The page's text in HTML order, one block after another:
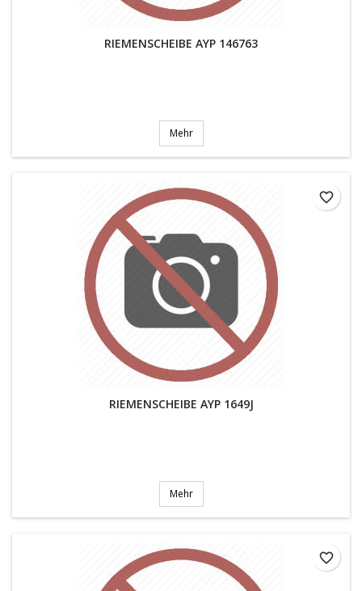
RIEMENSCHEIBE AYP 146763
Mehr
RIEMENSCHEIBE AYP 1649J
Mehr
favorite_border
favorite_border